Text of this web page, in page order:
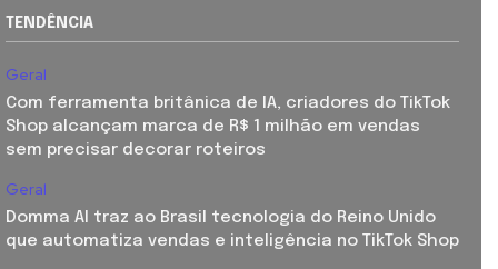
TENDÊNCIA
Geral
Com ferramenta britânica de IA, criadores do TikTok
Shop alcançam marca de R$ 1 milhão em vendas
sem precisar decorar roteiros
Geral
Domma AI traz ao Brasil tecnologia do Reino Unido
que automatiza vendas e inteligência no TikTok Shop